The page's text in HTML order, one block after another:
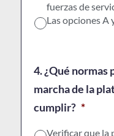
fuerzas de
Las opciones A
4. ¿Qué normas
marcha de la
cumplir? *
Verificar que la